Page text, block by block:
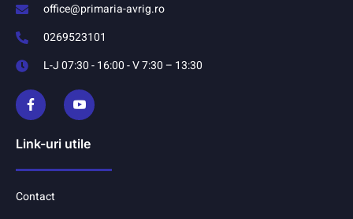
office@primaria-avrig.ro
0269523101
L-J 07:30 - 16:00 - V 7:30 – 13:30
Link-uri utile
Contact